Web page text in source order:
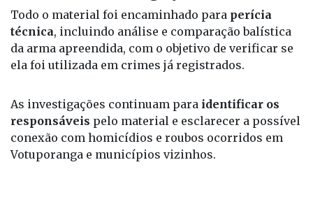
Todo o material foi encaminhado para perícia
técnica, incluindo análise e comparação balística
da arma apreendida, com o objetivo de verificar se
ela foi utilizada em crimes já registrados.
As investigações continuam para identificar os
responsáveis pelo material e esclarecer a possível
conexão com homicídios e roubos ocorridos em
Votuporanga e municípios vizinhos.